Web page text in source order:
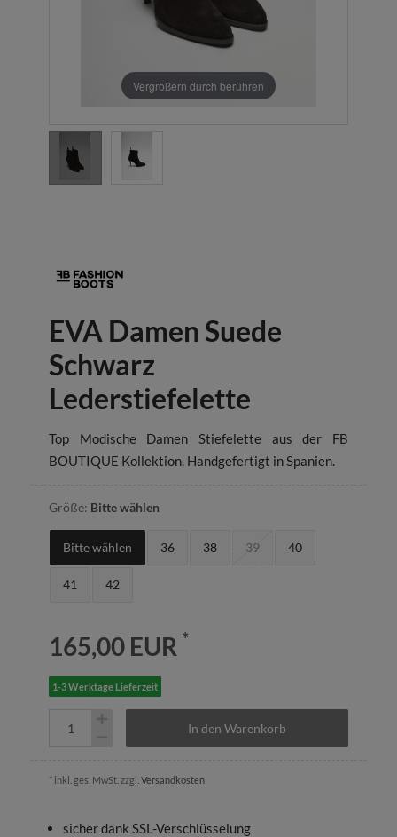
Vergrößern durch berühren
EVA Damen Suede
Schwarz
Lederstiefelette
Top Modische Damen Stiefelette aus der FB
BOUTIQUE Kollektion. Handgefertigt in Spanien.
Größe: Bitte wählen
Bitte wählen 36 38 39 40
41 42
165,00 EUR *
1-3 Werktage Lieferzeit
In den Warenkorb
* inkl. ges. MwSt. zzgl. Versandkosten
sicher dank SSL-Verschlüsselung